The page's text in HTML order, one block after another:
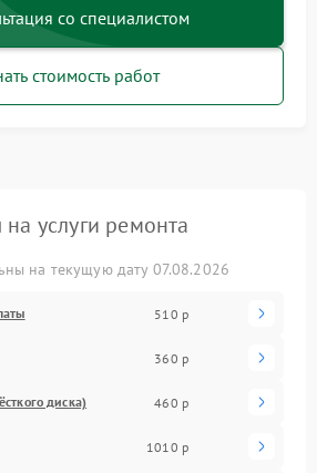
со специалистом
стоимость работ
услуги ремонта
на текущую дату 07.08.2026
510 р
360 р
диска) 460 р
1010 р